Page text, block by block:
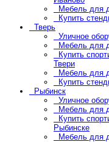
Мебель для
Купить
Тверь
Уличное
Мебель для
Купить
Твери
Мебель для
Купить
Рыбинск
Уличное
Мебель для
Купить
Рыбинске
Мебель для